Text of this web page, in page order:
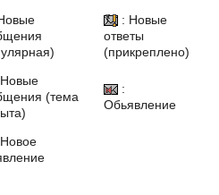
: Новые
ответы
(прикреплено)
(тема
:
Обьявление